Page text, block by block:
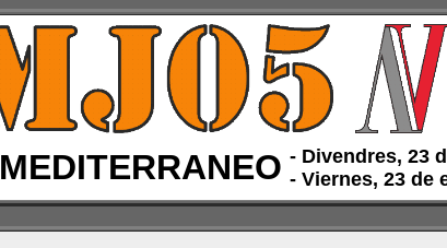
MEDITERRANEO ‑ Divendres, 23
‑ Viernes, 23 de